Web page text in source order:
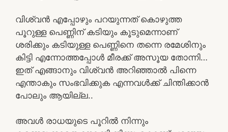
വിശ്വൻ എപ്പോഴും പറയുന്നത് കൊഴുത്ത
പൂറുള്ള പെണ്ണിന് കടിയും കൂടുമെന്നാണ്
ശരിക്കും കടിയുള്ള പെണ്ണിനെ തന്നെ രമേശിനും
കിട്ടി എന്നോത്തപ്പോൾ മീരക്ക് അസൂയ തോന്നി…
ഇത് എങ്ങാനും വിശ്വൻ അറിഞ്ഞാൽ പിന്നെ
എന്താകും സംഭവിക്കുക എന്നവൾക്ക് ചിന്തിക്കാൻ
പോലും ആയില്ല..
അവൾ രാധയുടെ പൂറിൽ നിന്നും